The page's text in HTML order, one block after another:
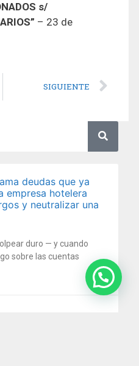
s/
– 23 de
SIGUIENTE
deudas que ya
empresa hotelera
y neutralizar una
duro — y cuando
sobre las cuentas